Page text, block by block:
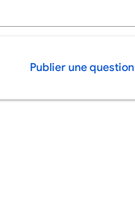
Publier une question